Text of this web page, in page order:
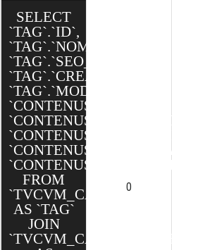
SELECT
`TAG`.`ID`,
`TAG`.`NOM`,
`TAG`.`SEO_SLUG`,
`TAG`.`CREATED`,
`TAG`.`MODIFIED`,
`CONTENUSTAG`.`ID`,
`CONTENUSTAG`.`TAG_ID`,
`CONTENUSTAG`.`CREATED`,
`CONTENUSTAG`.`MODIFIED`
FROM
`TVCVM_CAKE`.`TAGS`
AS `TAG`
JOIN
0